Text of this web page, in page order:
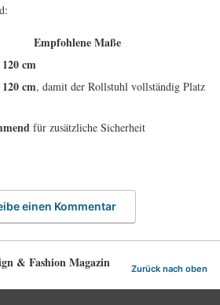
Empfohlene Maße
120 cm
120 cm, damit der Rollstuhl vollständig Platz
für zusätzliche Sicherheit
einen Kommentar
& Fashion Magazin Zurück nach oben